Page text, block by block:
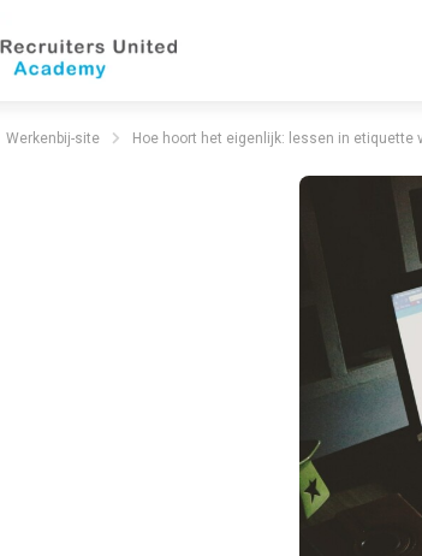
Werkenbij-site Hoe hoort het eigenlijk: lessen in